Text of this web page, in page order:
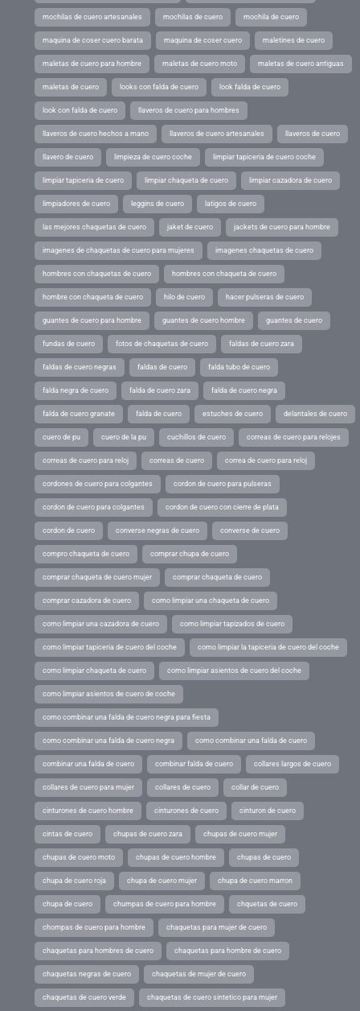
mochilas de cuero artesanales mochilas de cuero mochila de cuero
maquina de coser cuero barata maquina de coser cuero maletines de cuero
maletas de cuero para hombre maletas de cuero moto maletas de cuero antiguas
maletas de cuero looks con falda de cuero look falda de cuero
look con falda de cuero llaveros de cuero para hombres
llaveros de cuero hechos a mano llaveros de cuero artesanales llaveros de cuero
llavero de cuero limpieza de cuero coche limpiar tapiceria de cuero coche
limpiar tapiceria de cuero limpiar chaqueta de cuero limpiar cazadora de cuero
limpiadores de cuero leggins de cuero latigos de cuero
las mejores chaquetas de cuero jaket de cuero jackets de cuero para hombre
imagenes de chaquetas de cuero para mujeres imagenes chaquetas de cuero
hombres con chaquetas de cuero hombres con chaqueta de cuero
hombre con chaqueta de cuero hilo de cuero hacer pulseras de cuero
guantes de cuero para hombre guantes de cuero hombre guantes de cuero
fundas de cuero fotos de chaquetas de cuero faldas de cuero zara
faldas de cuero negras faldas de cuero falda tubo de cuero
falda negra de cuero falda de cuero zara falda de cuero negra
falda de cuero granate falda de cuero estuches de cuero delantales de cuero
cuero de pu cuero de la pu cuchillos de cuero correas de cuero para relojes
correas de cuero para reloj correas de cuero correa de cuero para reloj
cordones de cuero para colgantes cordon de cuero para pulseras
cordon de cuero para colgantes cordon de cuero con cierre de plata
cordon de cuero converse negras de cuero converse de cuero
compro chaqueta de cuero comprar chupa de cuero
comprar chaqueta de cuero mujer comprar chaqueta de cuero
comprar cazadora de cuero como limpiar una chaqueta de cuero
como limpiar una cazadora de cuero como limpiar tapizados de cuero
como limpiar tapiceria de cuero del coche como limpiar la tapiceria de cuero del coche
como limpiar chaqueta de cuero como limpiar asientos de cuero del coche
como limpiar asientos de cuero de coche
como combinar una falda de cuero negra para fiesta
como combinar una falda de cuero negra como combinar una falda de cuero
combinar una falda de cuero combinar falda de cuero collares largos de cuero
collares de cuero para mujer collares de cuero collar de cuero
cinturones de cuero hombre cinturones de cuero cinturon de cuero
cintas de cuero chupas de cuero zara chupas de cuero mujer
chupas de cuero moto chupas de cuero hombre chupas de cuero
chupa de cuero roja chupa de cuero mujer chupa de cuero marron
chupa de cuero chumpas de cuero para hombre chquetas de cuero
chompas de cuero para hombre chaquetas para mujer de cuero
chaquetas para hombres de cuero chaquetas para hombre de cuero
chaquetas negras de cuero chaquetas de mujer de cuero
chaquetas de cuero verde chaquetas de cuero sintetico para mujer